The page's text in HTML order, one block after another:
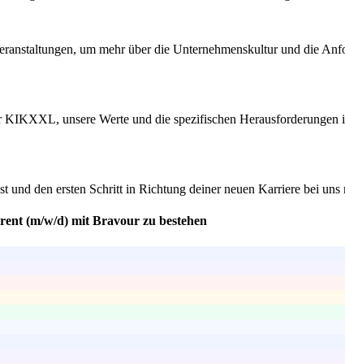
um mehr über die Unternehmenskultur und die
unsere Werte und die spezifischen Herausforderungen
den ersten Schritt in Richtung deiner neuen Karriere bei
(m/w/d) mit Bravour zu bestehen